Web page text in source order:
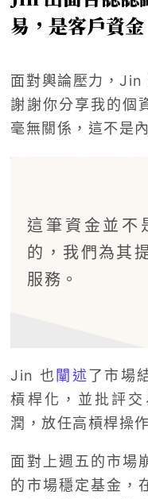
易，是客戶資金
面對輿論壓力，Jin
謝謝你分享我的個
毫無關係，這不是
這筆資金並不
的，我們為其
服務。
Jin 也 闡述了市場
槓桿化，並批評
潤，放任高槓桿操
面對上週五的市場
的市場穩定基金，